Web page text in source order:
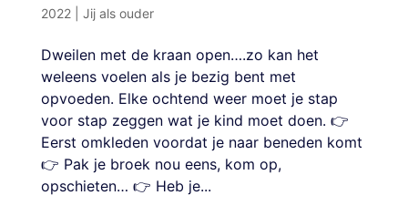
2022| Jij als ouder
Dweilen met de kraan open….zo kan het
weleens voelen als je bezig bent met
opvoeden. Elke ochtend weer moet je stap
voor stap zeggen wat je kind moet doen. 👉
Eerst omkleden voordat je naar beneden komt
👉 Pak je broek nou eens, kom op,
opschieten… 👉 Heb je...